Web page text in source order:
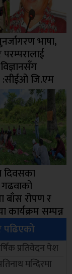
भाषा,
:सीईओ जि.एम
दिवसका
बाँस रोपण र
कार्यक्रम सम्पन्न
पढिएको
प्रतिवेदन पेश
मन्दिरमा